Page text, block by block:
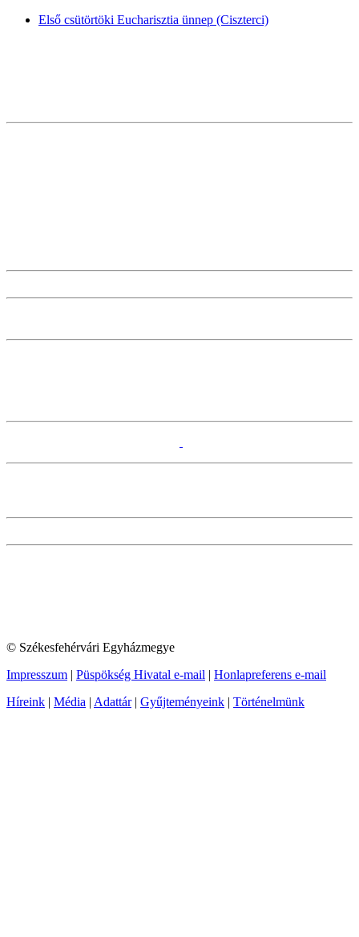
Első csütörtöki Eucharisztia ünnep (Ciszterci)
© Székesfehérvári Egyházmegye
Impresszum | Püspökség Hivatal e-mail | Honlapreferens e-mail
Híreink | Média | Adattár| Gyűjteményeink | Történelmünk